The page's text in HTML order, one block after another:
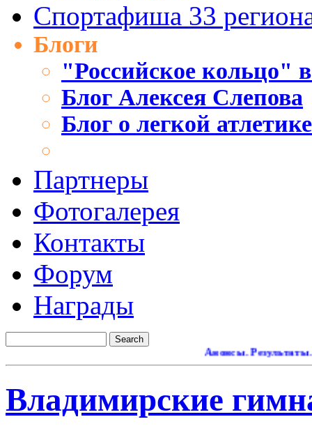
Спортафиша 33
Блоги
"Российское кольцо"
Блог Алексея Слепова
Блог о легкой
Партнеры
Фотогалерея
Контакты
Форум
Награды
Анонсы. Результаты.
Владимирские